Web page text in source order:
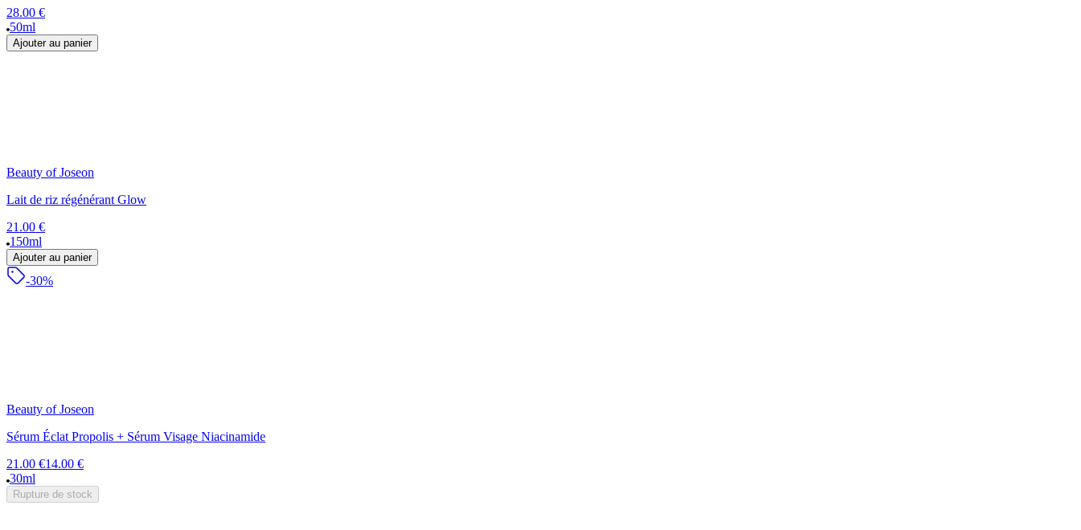
28.00 €
50ml
Ajouter au panier
Beauty of Joseon
Lait de riz régénérant Glow
21.00 €
150ml
Ajouter au panier
-30%
Beauty of Joseon
Sérum Éclat Propolis + Sérum Visage Niacinamide
21.00 €14.00 €
30ml
Rupture de stock